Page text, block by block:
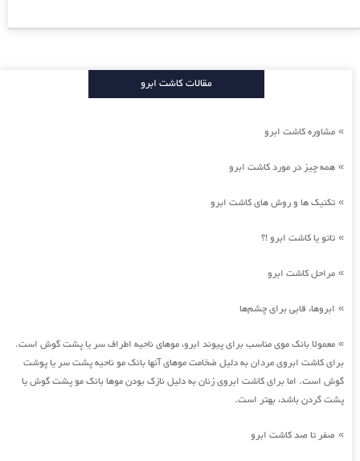
مقالات کاشت ابرو
» مشاوره کاشت ابرو
» همه چیز در مورد کاشت ابرو
» تکنیک ها و روش های کاشت ابرو
» تاتو یا کاشت ابرو !؟
» مراحل کاشت ابرو
» ابروها، قابی برای چشم‌ها
» معمولا بانک موی مناسب برای پیوند ابرو، موهای ناحیه اطراف سر یا پشت گوش است.
برای کاشت ابروی مردان به دلیل ضخامت موهای آنها بانک مو ناحیه پشت سر یا پوشت
گوش است. اما برای کاشت ابروی زنان به دلیل نازک بودن موها بانک مو پشت گوش یا
پشت گردن باشد، بهتر است.
» صفر تا صد کاشت ابرو